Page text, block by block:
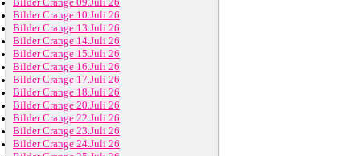
Bilder Crange 10.Juli 26
Bilder Crange 13.Juli 26
Bilder Crange 14.Juli 26
Bilder Crange 15.Juli 26
Bilder Crange 16.Juli 26
Bilder Crange 17.Juli 26
Bilder Crange 18.Juli 26
Bilder Crange 20.Juli 26
Bilder Crange 22.Juli 26
Bilder Crange 23.Juli 26
Bilder Crange 24.Juli 26